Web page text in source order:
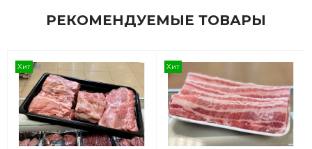
РЕКОМЕНДУЕМЫЕ ТОВАРЫ
Хит Хит